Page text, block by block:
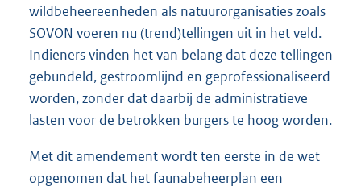
wildbeheereenheden als natuurorganisaties zoals
SOVON voeren nu (trend)tellingen uit in het veld.
Indieners vinden het van belang dat deze tellingen
gebundeld, gestroomlijnd en geprofessionaliseerd
worden, zonder dat daarbij de administratieve
lasten voor de betrokken burgers te hoog worden.
Met dit amendement wordt ten eerste in de wet
opgenomen dat het faunabeheerplan een